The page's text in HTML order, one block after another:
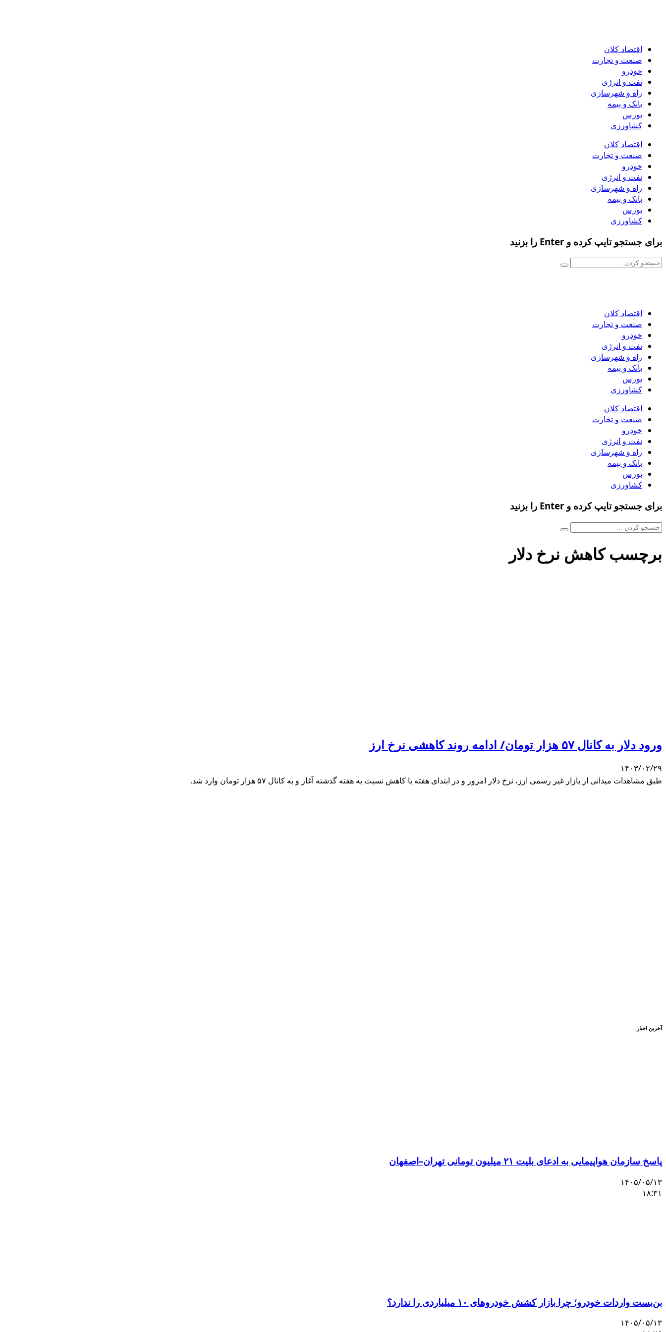
اقتصاد کلان
صنعت و تجارت
خودرو
نفت و انرژی
راه و شهرسازی
بانک و بیمه
بورس
کشاورزی
اقتصاد کلان
صنعت و تجارت
خودرو
نفت و انرژی
راه و شهرسازی
بانک و بیمه
بورس
کشاورزی
برای جستجو تایپ کرده و Enter را بزنید
اقتصاد کلان
صنعت و تجارت
خودرو
نفت و انرژی
راه و شهرسازی
بانک و بیمه
بورس
کشاورزی
اقتصاد کلان
صنعت و تجارت
خودرو
نفت و انرژی
راه و شهرسازی
بانک و بیمه
بورس
کشاورزی
برای جستجو تایپ کرده و Enter را بزنید
برچسب کاهش نرخ دلار
ورود دلار به کانال ۵۷ هزار تومان/ ادامه روند کاهشی نرخ ارز
۱۴۰۳/۰۲/۲۹
طبق مشاهدات میدانی از بازار غیر رسمی ارز، نرخ دلار امروز و در ابتدای هفته با کاهش نسبت به هفته گذشته آغاز و به کانال ۵۷ هزار تومان وارد شد.
آخرین اخبار
پاسخ سازمان هواپیمایی به ادعای بلیت ۲۱ میلیون تومانی تهران–اصفهان
۱۴۰۵/۰۵/۱۳
۱۸:۳۱
بن‌بست واردات خودرو؛ چرا بازار کشش خودروهای ۱۰ میلیاردی را ندارد؟
۱۴۰۵/۰۵/۱۳